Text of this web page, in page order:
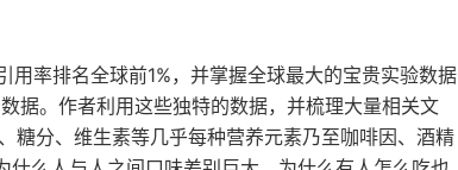
率排名全球前1%，并掌握全球最大的宝贵实验数据
。作者利用这些独特的数据，并梳理大量相关文
糖分、维生素等几乎每种营养元素乃至咖啡因、酒精